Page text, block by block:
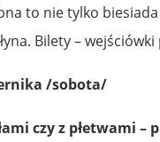
to nie tylko
Bilety –
/sobota/
czy z płetwami